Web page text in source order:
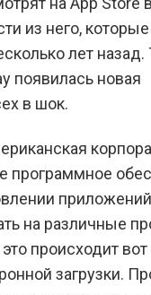
из него,
лет назад.
появилась новая
в шок.
программное
на различные
происходит
загрузки.